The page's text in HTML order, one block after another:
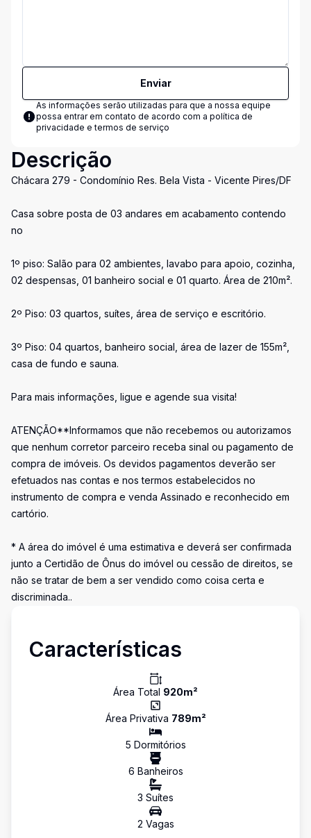
Enviar
As informações serão utilizadas para que a nossa equipe
possa entrar em contato de acordo com a política de
privacidade e termos de serviço
Descrição
Chácara 279 - Condomínio Res. Bela Vista - Vicente Pires/DF
Casa sobre posta de 03 andares em acabamento contendo
no
1º piso: Salão para 02 ambientes, lavabo para apoio, cozinha,
02 despensas, 01 banheiro social e 01 quarto. Área de 210m².
2º Piso: 03 quartos, suítes, área de serviço e escritório.
3º Piso: 04 quartos, banheiro social, área de lazer de 155m²,
casa de fundo e sauna.
Para mais informações, ligue e agende sua visita!
ATENÇÃO**Informamos que não recebemos ou autorizamos
que nenhum corretor parceiro receba sinal ou pagamento de
compra de imóveis. Os devidos pagamentos deverão ser
efetuados nas contas e nos termos estabelecidos no
instrumento de compra e venda Assinado e reconhecido em
cartório.
* A área do imóvel é uma estimativa e deverá ser confirmada
junto a Certidão de Ônus do imóvel ou cessão de direitos, se
não se tratar de bem a ser vendido como coisa certa e
discriminada..
Características
Área Total 920m²
Área Privativa 789m²
5 Dormitórios
6 Banheiros
3 Suítes
2 Vagas